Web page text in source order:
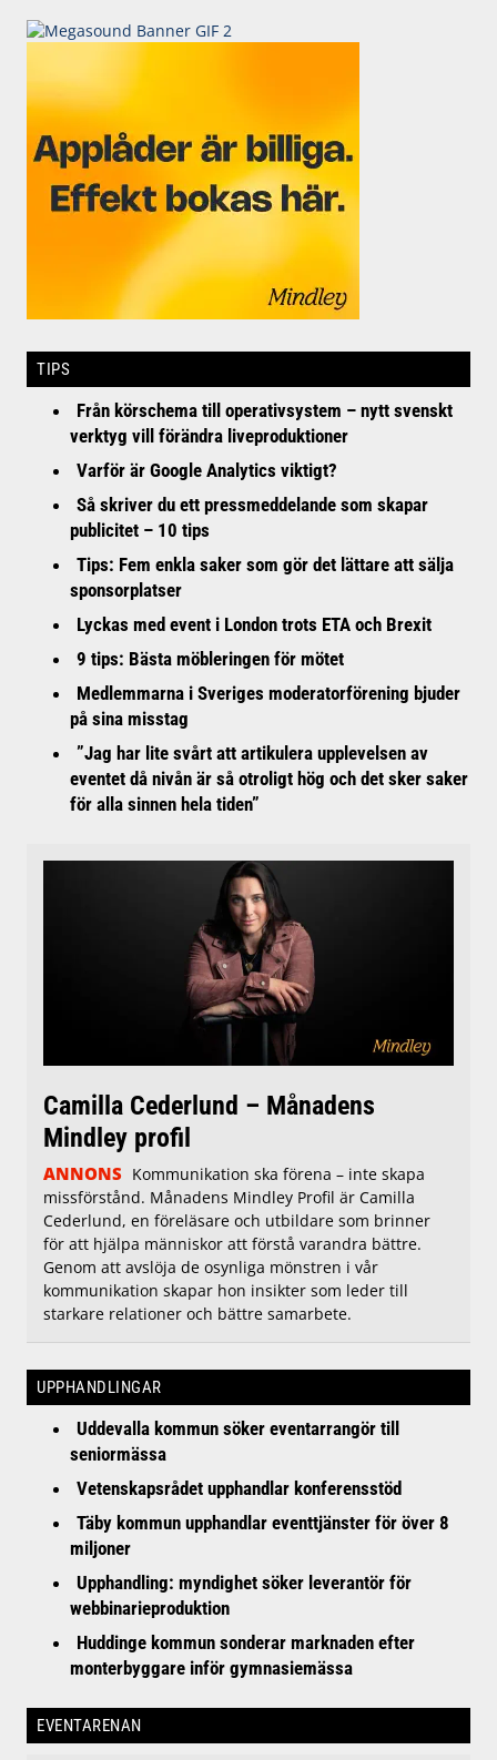
TIPS
Från körschema till operativsystem – nytt svenskt
verktyg vill förändra liveproduktioner
Varför är Google Analytics viktigt?
Så skriver du ett pressmeddelande som skapar
publicitet – 10 tips
Tips: Fem enkla saker som gör det lättare att sälja
sponsorplatser
Lyckas med event i London trots ETA och Brexit
9 tips: Bästa möbleringen för mötet
Medlemmarna i Sveriges moderatorförening bjuder
på sina misstag
”Jag har lite svårt att artikulera upplevelsen av
eventet då nivån är så otroligt hög och det sker saker
för alla sinnen hela tiden”
Camilla Cederlund – Månadens
Mindley profil
ANNONS Kommunikation ska förena – inte skapa
missförstånd. Månadens Mindley Profil är Camilla
Cederlund, en föreläsare och utbildare som brinner
för att hjälpa människor att förstå varandra bättre.
Genom att avslöja de osynliga mönstren i vår
kommunikation skapar hon insikter som leder till
starkare relationer och bättre samarbete.
UPPHANDLINGAR
Uddevalla kommun söker eventarrangör till
seniormässa
Vetenskapsrådet upphandlar konferensstöd
Täby kommun upphandlar eventtjänster för över 8
miljoner
Upphandling: myndighet söker leverantör för
webbinarieproduktion
Huddinge kommun sonderar marknaden efter
monterbyggare inför gymnasiemässa
EVENTARENAN